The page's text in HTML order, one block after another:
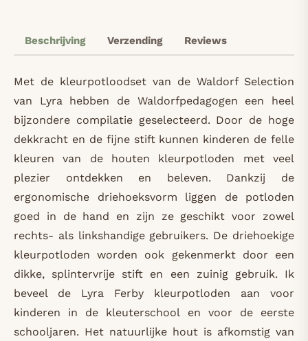
Beschrijving Verzending Reviews
Met de kleurpotloodset van de Waldorf Selection
van Lyra hebben de Waldorfpedagogen een heel
bijzondere compilatie geselecteerd. Door de hoge
dekkracht en de fijne stift kunnen kinderen de felle
kleuren van de houten kleurpotloden met veel
plezier ontdekken en beleven. Dankzij de
ergonomische driehoeksvorm liggen de potloden
goed in de hand en zijn ze geschikt voor zowel
rechts- als linkshandige gebruikers. De driehoekige
kleurpotloden worden ook gekenmerkt door een
dikke, splintervrije stift en een zuinig gebruik. Ik
beveel de Lyra Ferby kleurpotloden aan voor
kinderen in de kleuterschool en voor de eerste
schooljaren. Het natuurlijke hout is afkomstig van